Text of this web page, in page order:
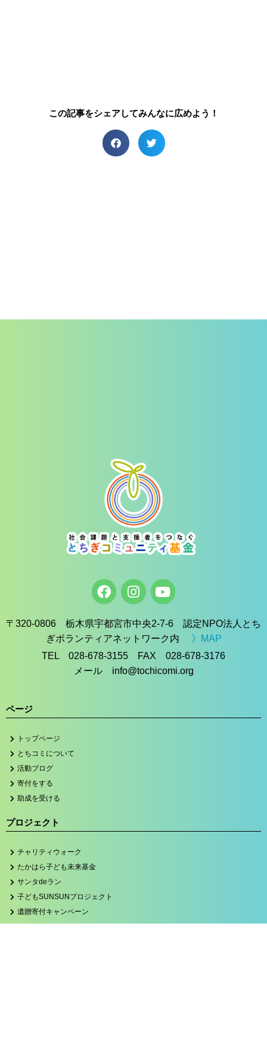
この記事をシェアしてみんなに広めよう！
〒320-0806 栃木県宇都宮市中央2-7-6 認定NPO法人とち
ぎボランティアネットワーク内 》MAP
TEL 028-678-3155 FAX 028-678-3176
メール info@tochicomi.org
ページ
トップページ
とちコミについて
活動ブログ
寄付をする
助成を受ける
プロジェクト
チャリティウォーク
たかはら子ども未来基金
サンタdeラン
子どもSUNSUNプロジェクト
遺贈寄付キャンペーン